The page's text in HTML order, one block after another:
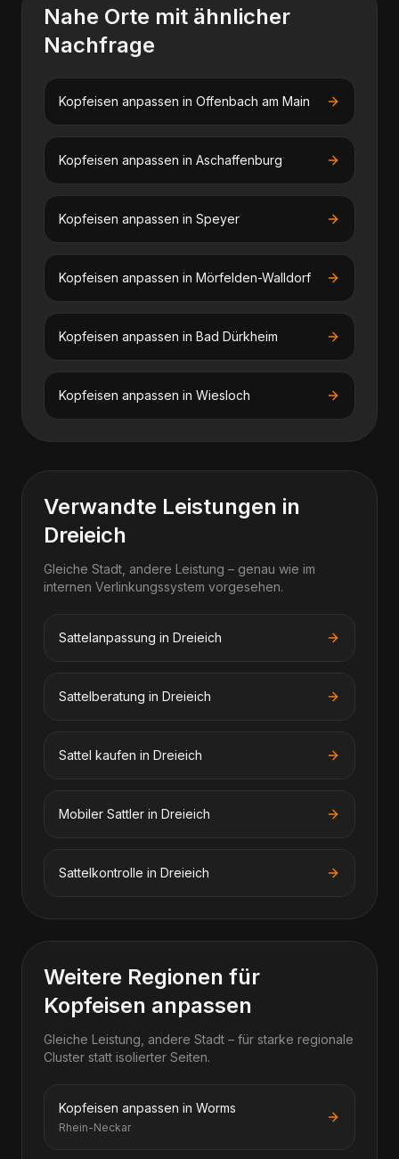
Nahe Orte mit ähnlicher
Nachfrage
Kopfeisen anpassen in Offenbach am Main
Kopfeisen anpassen in Aschaffenburg
Kopfeisen anpassen in Speyer
Kopfeisen anpassen in Mörfelden-Walldorf
Kopfeisen anpassen in Bad Dürkheim
Kopfeisen anpassen in Wiesloch
Verwandte Leistungen in
Dreieich
Gleiche Stadt, andere Leistung – genau wie im
internen Verlinkungssystem vorgesehen.
Sattelanpassung in Dreieich
Sattelberatung in Dreieich
Sattel kaufen in Dreieich
Mobiler Sattler in Dreieich
Sattelkontrolle in Dreieich
Weitere Regionen für
Kopfeisen anpassen
Gleiche Leistung, andere Stadt – für starke regionale
Cluster statt isolierter Seiten.
Kopfeisen anpassen in Worms
Rhein-Neckar